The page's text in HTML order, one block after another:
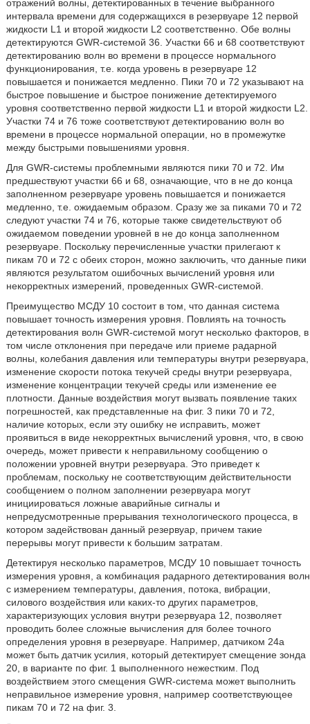
отражений волны, детектированных в течение выбранного
интервала времени для содержащихся в резервуаре 12 первой
жидкости L1 и второй жидкости L2 соответственно. Обе волны
детектируются GWR-системой 36. Участки 66 и 68 соответствуют
детектированию волн во времени в процессе нормального
функционирования, т.е. когда уровень в резервуаре 12
повышается и понижается медленно. Пики 70 и 72 указывают на
быстрое повышение и быстрое понижение детектируемого
уровня соответственно первой жидкости L1 и второй жидкости L2.
Участки 74 и 76 тоже соответствуют детектированию волн во
времени в процессе нормальной операции, но в промежутке
между быстрыми повышениями уровня.
Для GWR-системы проблемными являются пики 70 и 72. Им
предшествуют участки 66 и 68, означающие, что в не до конца
заполненном резервуаре уровень повышается и понижается
медленно, т.е. ожидаемым образом. Сразу же за пиками 70 и 72
следуют участки 74 и 76, которые также свидетельствуют об
ожидаемом поведении уровней в не до конца заполненном
резервуаре. Поскольку перечисленные участки прилегают к
пикам 70 и 72 с обеих сторон, можно заключить, что данные пики
являются результатом ошибочных вычислений уровня или
некорректных измерений, проведенных GWR-системой.
Преимущество МСДУ 10 состоит в том, что данная система
повышает точность измерения уровня. Повлиять на точность
детектирования волн GWR-системой могут несколько факторов, в
том числе отклонения при передаче или приеме радарной
волны, колебания давления или температуры внутри резервуара,
изменение скорости потока текучей среды внутри резервуара,
изменение концентрации текучей среды или изменение ее
плотности. Данные воздействия могут вызвать появление таких
погрешностей, как представленные на фиг. 3 пики 70 и 72,
наличие которых, если эту ошибку не исправить, может
проявиться в виде некорректных вычислений уровня, что, в свою
очередь, может привести к неправильному сообщению о
положении уровней внутри резервуара. Это приведет к
проблемам, поскольку не соответствующим действительности
сообщением о полном заполнении резервуара могут
инициироваться ложные аварийные сигналы и
непредусмотренные прерывания технологического процесса, в
котором задействован данный резервуар, причем такие
перерывы могут привести к большим затратам.
Детектируя несколько параметров, МСДУ 10 повышает точность
измерения уровня, а комбинация радарного детектирования волн
с измерением температуры, давления, потока, вибрации,
силового воздействия или каких-то других параметров,
характеризующих условия внутри резервуара 12, позволяет
проводить более сложные вычисления для более точного
определения уровня в резервуаре. Например, датчиком 24а
может быть датчик усилия, который детектирует смещение зонда
20, в варианте по фиг. 1 выполненного нежестким. Под
воздействием этого смещения GWR-система может выполнить
неправильное измерение уровня, например соответствующее
пикам 70 и 72 на фиг. 3.